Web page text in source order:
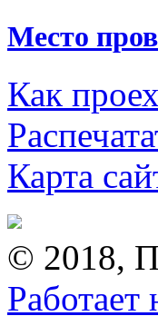
Место
Как
Карта
© 2018,